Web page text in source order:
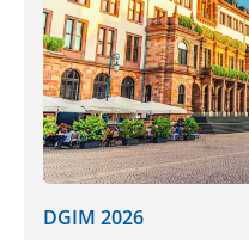
DGIM 2026